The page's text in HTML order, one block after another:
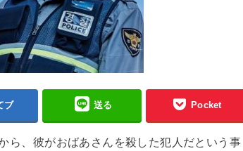
ブ 送る Pocket
ら、彼がおばあさんを殺した犯人だという事